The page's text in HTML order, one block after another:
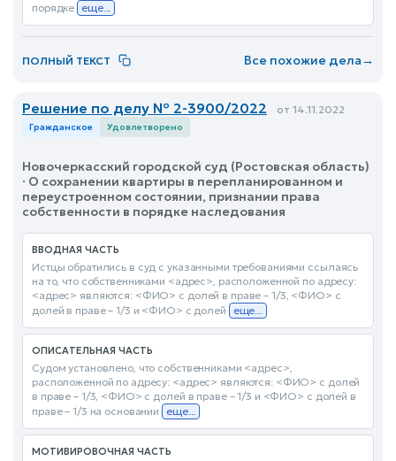
порядке еще...
ПОЛНЫЙ ТЕКСТ Все похожие дела→
Решение по делу № 2-3900/2022 от 14.11.2022
Гражданское Удовлетворено
Новочеркасский городской суд (Ростовская область)
· О сохранении квартиры в перепланированном и
переустроенном состоянии, признании права
собственности в порядке наследования
ВВОДНАЯ ЧАСТЬ
Истцы обратились в суд с указанными требованиями ссылаясь
на то, что собственниками <адрес>, расположенной по адресу:
<адрес> являются: <ФИО> с долей в праве – 1/3, <ФИО> с
долей в праве – 1/3 и <ФИО> с долей
еще...
ОПИСАТЕЛЬНАЯ ЧАСТЬ
Судом установлено, что собственниками <адрес>,
расположенной по адресу: <адрес> являются: <ФИО> с долей
в праве – 1/3, <ФИО> с долей в праве – 1/3 и <ФИО> с долей в
праве – 1/3 на основании
еще...
МОТИВИРОВОЧНАЯ ЧАСТЬ